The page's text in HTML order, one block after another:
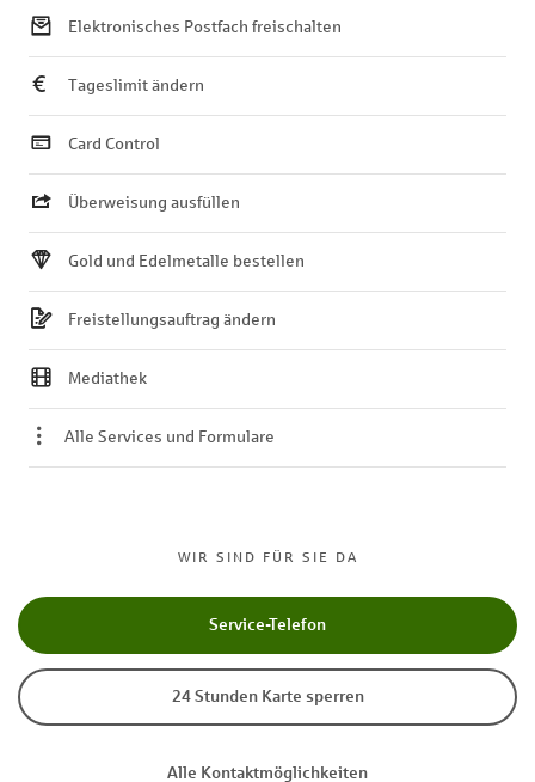
WIR SIND FÜR SIE DA
Service-Telefon
24 Stunden Karte sperren
Alle Kontaktmöglichkeiten
Elektronisches Postfach freischalten
Tageslimit ändern
Card Control
Überweisung ausfüllen
Gold und Edelmetalle bestellen
Freistellungsauftrag ändern
Mediathek
Alle Services und Formulare